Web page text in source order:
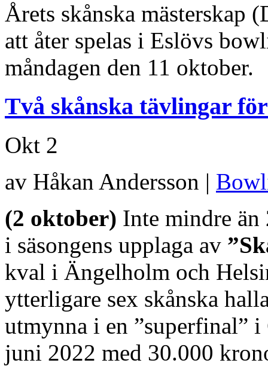
Årets skånska
att åter spelas i Eslövs
måndagen den 11 oktober.
Två skånska tävlingar
Okt 2
av Håkan Andersson |
(2 oktober) Inte mindre
i säsongens upplaga av
kval i Ängelholm och
ytterligare sex skånska
utmynna i en ”superfinal”
juni 2022 med 30.000